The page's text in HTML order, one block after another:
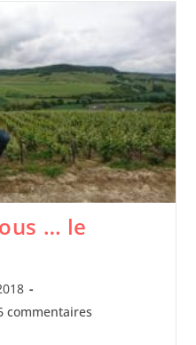
… le
commentaires